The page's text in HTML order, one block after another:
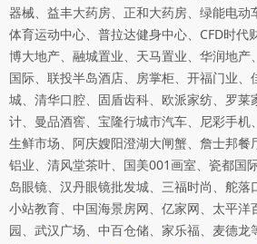
器械、益丰大药房、正和大药房、绿能电动
体育运动中心、普拉达健身中心、CFD时代
博大地产、融城置业、天马置业、华润地产
国际、联投半岛酒店、房掌柜、开福门业
城、清华口腔、固盾齿科、欧派家纺、罗莱
计、曼品酒窖、宝隆行城市汽车、尼彩手机
生鲜市场、阿庆嫂阳澄湖大闸蟹、詹士邦餐
铝业、清风堂茶叶、国美001画室、瓷都国
岛眼镜、汉丹眼镜批发城、三福时尚、舵
小站教育、中国海景房网、亿家网、太平洋
园、武汉广场、中百仓储、家乐福、麦德龙